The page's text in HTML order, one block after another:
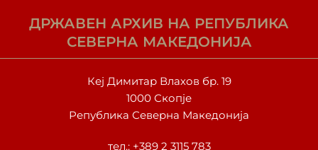
ДРЖАВЕН АРХИВ НА РЕПУБЛИКА
СЕВЕРНА МАКЕДОНИЈА
Кеј Димитар Влахов бр. 19
1000 Скопје
Република Северна Македонија
тел.: +389 2 3115 783